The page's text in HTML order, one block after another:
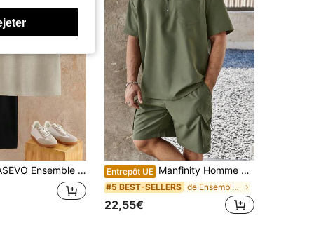
manches courtes et demi-boutonnage pour hommes grande taille avec pantalon décontracté à poches et cordon de serrage, vacances, cadeaux pour la fête des pères, football Entrepôt UE Manfinity Homme Ensemble De Chemise Et De Shorts De Couleur Unie Pour Hommes De Grande Taille
#5 BEST-SELLERS de Ensembles polo grande taille pour hommes
22,55€